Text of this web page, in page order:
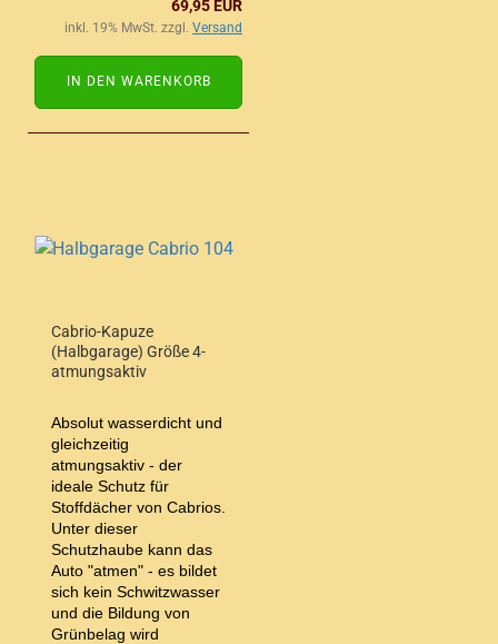
69,95 EUR
inkl. 19% MwSt. zzgl. Versand
IN DEN WARENKORB
Cabrio-Kapuze
(Halbgarage) Größe 4-
atmungsaktiv
Absolut wasserdicht und
gleichzeitig
atmungsaktiv - der
ideale Schutz für
Stoffdächer von Cabrios.
Unter dieser
Schutzhaube kann das
Auto "atmen" - es bildet
sich kein Schwitzwasser
und die Bildung von
Grünbelag wird